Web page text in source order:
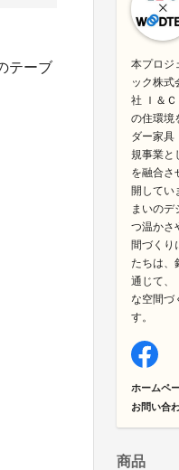
テーブ
本プロジ
ック株式
社 Ｉ＆
の住環境
ダー家具
規事業と
を融合さ
開してい
まいのデ
つ温かさ
間づくり
たちは、
通じて、
な空間づ
す。
ホームペ
お問い合
商品